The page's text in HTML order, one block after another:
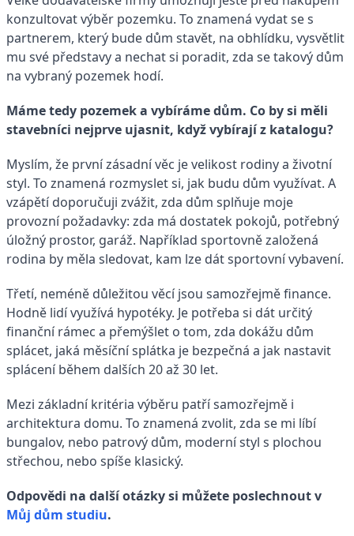
konzultovat výběr pozemku. To znamená vydat se s
partnerem, který bude dům stavět, na obhlídku, vysvětlit
mu své představy a nechat si poradit, zda se takový dům
na vybraný pozemek hodí.
Máme tedy pozemek a vybíráme dům. Co by si měli
stavebníci nejprve ujasnit, když vybírají z katalogu?
Myslím, že první zásadní věc je velikost rodiny a životní
styl. To znamená rozmyslet si, jak budu dům využívat. A
vzápětí doporučuji zvážit, zda dům splňuje moje
provozní požadavky: zda má dostatek pokojů, potřebný
úložný prostor, garáž. Například sportovně založená
rodina by měla sledovat, kam lze dát sportovní vybavení.
Třetí, neméně důležitou věcí jsou samozřejmě finance.
Hodně lidí využívá hypotéky. Je potřeba si dát určitý
finanční rámec a přemýšlet o tom, zda dokážu dům
splácet, jaká měsíční splátka je bezpečná a jak nastavit
splácení během dalších 20 až 30 let.
Mezi základní kritéria výběru patří samozřejmě i
architektura domu. To znamená zvolit, zda se mi líbí
bungalov, nebo patrový dům, moderní styl s plochou
střechou, nebo spíše klasický.
Odpovědi na další otázky si můžete poslechnout v
Můj dům studiu.